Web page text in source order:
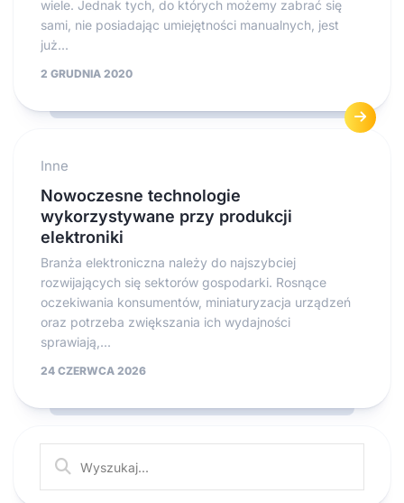
wiele. Jednak tych, do których możemy zabrać się
sami, nie posiadając umiejętności manualnych, jest
już...
2 GRUDNIA 2020
Inne
Nowoczesne technologie
wykorzystywane przy produkcji
elektroniki
Branża elektroniczna należy do najszybciej
rozwijających się sektorów gospodarki. Rosnące
oczekiwania konsumentów, miniaturyzacja urządzeń
oraz potrzeba zwiększania ich wydajności
sprawiają,...
24 CZERWCA 2026